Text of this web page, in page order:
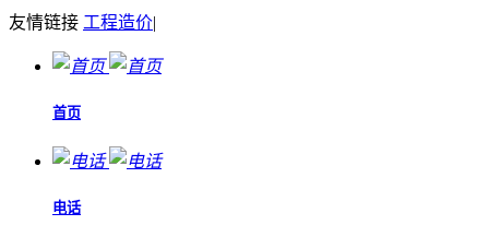
友情链接 工程造价|
首页
电话